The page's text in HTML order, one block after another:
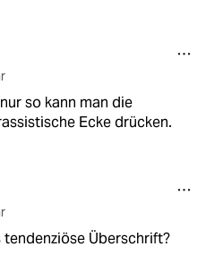
so kann man die
Ecke drücken.
tendenziöse Überschrift?